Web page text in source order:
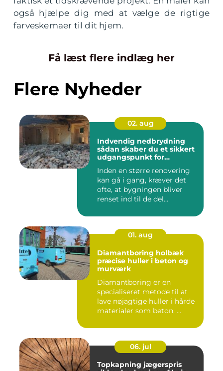
også hjælpe dig med at vælge de rigtige
farveskemaer til dit hjem.
Få læst flere indlæg her
Flere Nyheder
02. aug
Indvendig nedbrydning
sådan skaber du et sikkert
udgangspunkt for
Inden en større renovering
kan gå i gang, kræver det
ofte, at bygningen bliver
renset ind til de del...
01. aug
Diamantboring holbæk
præcise huller i beton og
murværk
Diamantboring er en
specialiseret metode til at
lave nøjagtige huller i hårde
materialer som beton, ...
06. jul
Topkapning jægerspris